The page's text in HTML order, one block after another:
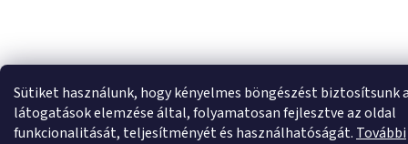
Sütiket használunk, hogy kényelmes böngészést biztosítsunk
látogatások elemzése által, folyamatosan fejlesztve az oldal
funkcionalitását, teljesítményét és használhatóságát. További